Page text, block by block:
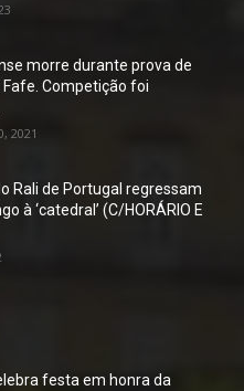
morre durante prova de
Fafe. Competição foi
2021
Rali de Portugal regressam
à ‘catedral’ (C/HORÁRIO E
festa em honra da